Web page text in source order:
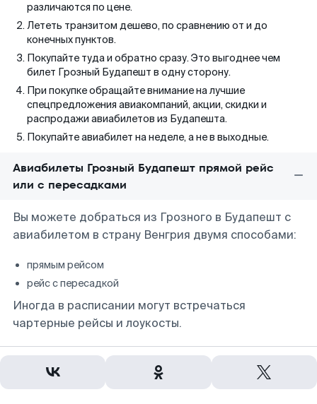
различаются по цене.
Лететь транзитом дешево, по сравнению от и до
конечных пунктов.
Покупайте туда и обратно сразу. Это выгоднее чем
билет Грозный Будапешт в одну сторону.
При покупке обращайте внимание на лучшие
спецпредложения авиакомпаний, акции, скидки и
распродажи авиабилетов из Будапешта.
Покупайте авиабилет на неделе, а не в выходные.
Авиабилеты Грозный Будапешт прямой рейс
или с пересадками
Вы можете добраться из Грозного в Будапешт с
авиабилетом в страну Венгрия двумя способами:
прямым рейсом
рейс с пересадкой
Иногда в расписании могут встречаться
чартерные рейсы и лоукосты.